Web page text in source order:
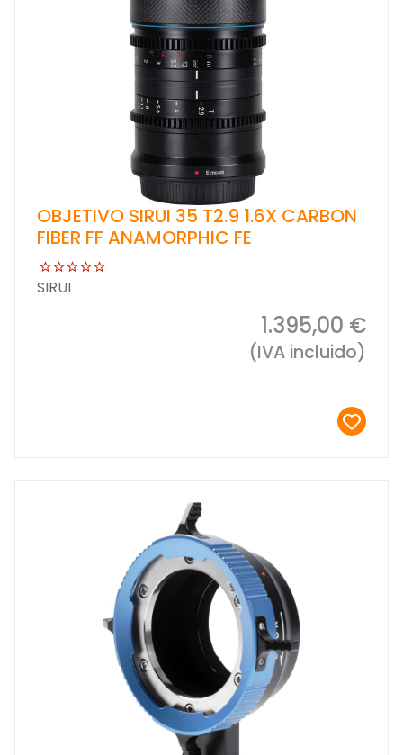
OBJETIVO SIRUI 35 T2.9 1.6X CARBON
FIBER FF ANAMORPHIC FE
SIRUI
1.395,00 €
(IVA incluido)